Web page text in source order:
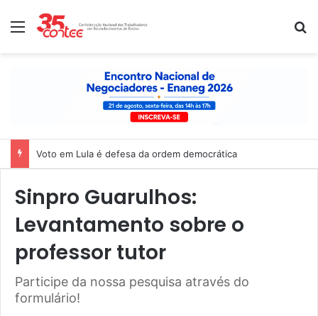
Menu
Voto em Lula é defesa da ordem democrática
Sinpro Guarulhos:
Levantamento sobre o
professor tutor
Participe da nossa pesquisa através do
formulário!